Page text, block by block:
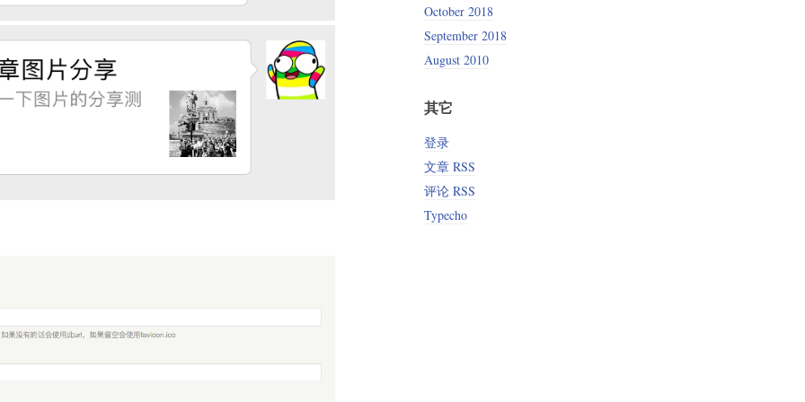
October 2018
September 2018
August 2010
其它
登录
文章 RSS
评论 RSS
Typecho